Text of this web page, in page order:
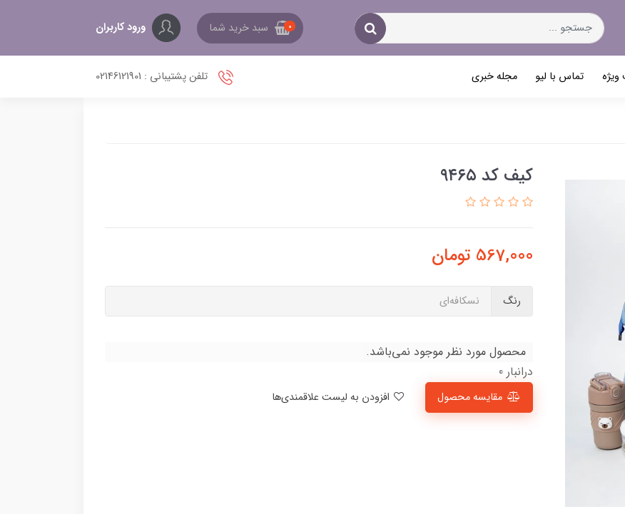
0 سبد خرید شما ورود کاربران
تماس با لیو مجله خبری تلفن پشتیبانی : 02146121901
کیف کد ۹۴۶۵
567,000 تومان
رنگ نسکافه‌ای
محصول مورد نظر موجود نمی‌باشد.
درانبار 0
مقایسه محصول